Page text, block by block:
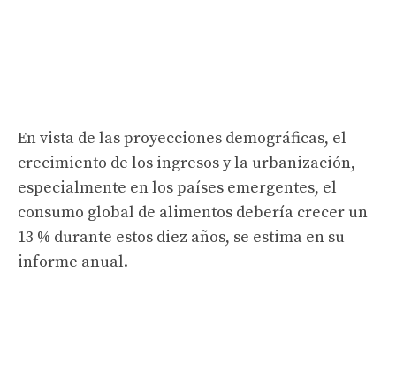
En vista de las proyecciones demográficas, el
crecimiento de los ingresos y la urbanización,
especialmente en los países emergentes, el
consumo global de alimentos debería crecer un
13 % durante estos diez años, se estima en su
informe anual.